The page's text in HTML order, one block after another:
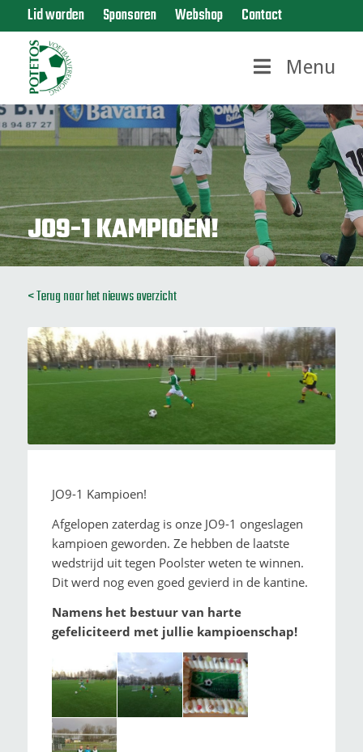
Lid worden Sponsoren Webshop Contact
Menu
JO9-1 KAMPIOEN!
< Terug naar het nieuws overzicht
JO9-1 Kampioen!
Afgelopen zaterdag is onze JO9-1 ongeslagen
kampioen geworden. Ze hebben de laatste
wedstrijd uit tegen Poolster weten te winnen.
Dit werd nog even goed gevierd in de kantine.
Namens het bestuur van harte
gefeliciteerd met jullie kampioenschap!